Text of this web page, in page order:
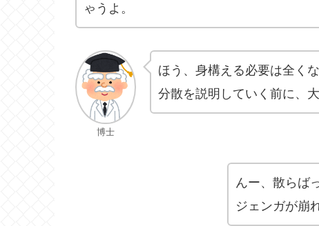
ゃうよ。
博士
ほう、身構える必要は全くな
分散を説明していく前に、
んー、散らば
ジェンガが崩